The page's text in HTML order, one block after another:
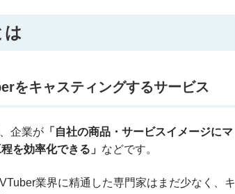
は
をキャスティングするサービス
企業が 「自社の商品・サービスイメージにマ
を効率化できる」 などです。
業界に精通した専門家はまだ少なく、キ